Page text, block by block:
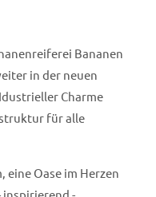
Bananen
in der neuen
Charme
für alle
Oase im Herzen